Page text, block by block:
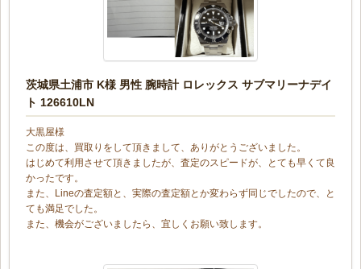
茨城県土浦市 K様 男性 腕時計 ロレックス サブマリーナデイ
ト 126610LN
大黒屋様
この度は、買取りをして頂きまして、ありがとうございました。
はじめて利用させて頂きましたが、査定のスピードが、とても早くて良
かったです。
また、Lineの査定額と、実際の査定額とか変わらず同じでしたので、と
ても満足でした。
また、機会がございましたら、宜しくお願い致します。